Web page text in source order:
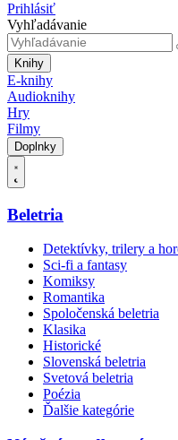
Prihlásiť
Vyhľadávanie
Knihy
E-knihy
Audioknihy
Hry
Filmy
Doplnky
Beletria
Detektívky, trilery a
Sci-fi a fantasy
Komiksy
Romantika
Spoločenská beletria
Klasika
Historické
Slovenská beletria
Svetová beletria
Poézia
Ďalšie kategórie